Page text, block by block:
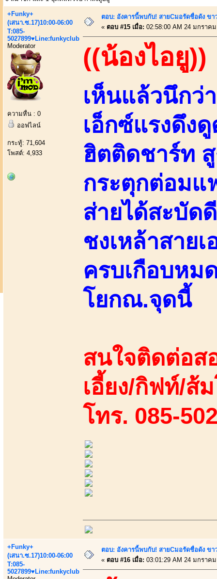
+Funky+
(เสนา.ซ.17)10:00-06:00
T:085-
5027899♥Line:funkyclub
Moderator
ความหื่น : 0
ออฟไลน์
กระทู้: 71,604
โพสต์: 4,933
ตอบ: อังคารนี้พบกับ! สายCมอรัดชื่อดัง ขา
« ตอบ #15 เมื่อ: 02:58:00 AM 24 มกราค
((น้องไอยู))
เห็นแล้วนึกว่
เอ็กซ์แรงดึง
ฮิตติดชาร์ท
กระตุกต่อมแ
ส่ายได้สะบัด
ชงเหล้าสาย
ครบเกือบหม
โยกณ.จุดนี้
สนใจติดต่อส
เอี้ยง/กิฟท์/ส้
โทร. 085-
+Funky+
(เสนา.ซ.17)10:00-06:00
T:085-
5027899♥Line:funkyclub
ตอบ: อังคารนี้พบกับ! สายCมอรัดชื่อดัง ขา
« ตอบ #16 เมื่อ: 03:01:29 AM 24 มกราค